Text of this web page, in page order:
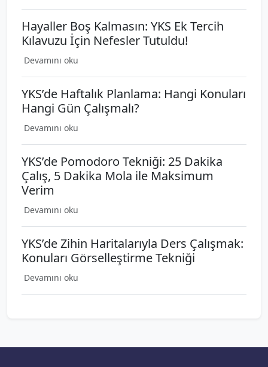
Hayaller Boş Kalmasın: YKS Ek Tercih
Kılavuzu İçin Nefesler Tutuldu!
Devamını oku
YKS’de Haftalık Planlama: Hangi Konuları
Hangi Gün Çalışmalı?
Devamını oku
YKS’de Pomodoro Tekniği: 25 Dakika
Çalış, 5 Dakika Mola ile Maksimum
Verim
Devamını oku
YKS’de Zihin Haritalarıyla Ders Çalışmak:
Konuları Görselleştirme Tekniği
Devamını oku